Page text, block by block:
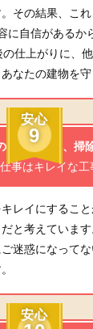
その結果、こ
に自信があるか
仕上がりに、
なたの建物を守
安心
9
工事終了後、掃
事はキレイな工
レイにするこ
と考えていま
迷惑になって
安心